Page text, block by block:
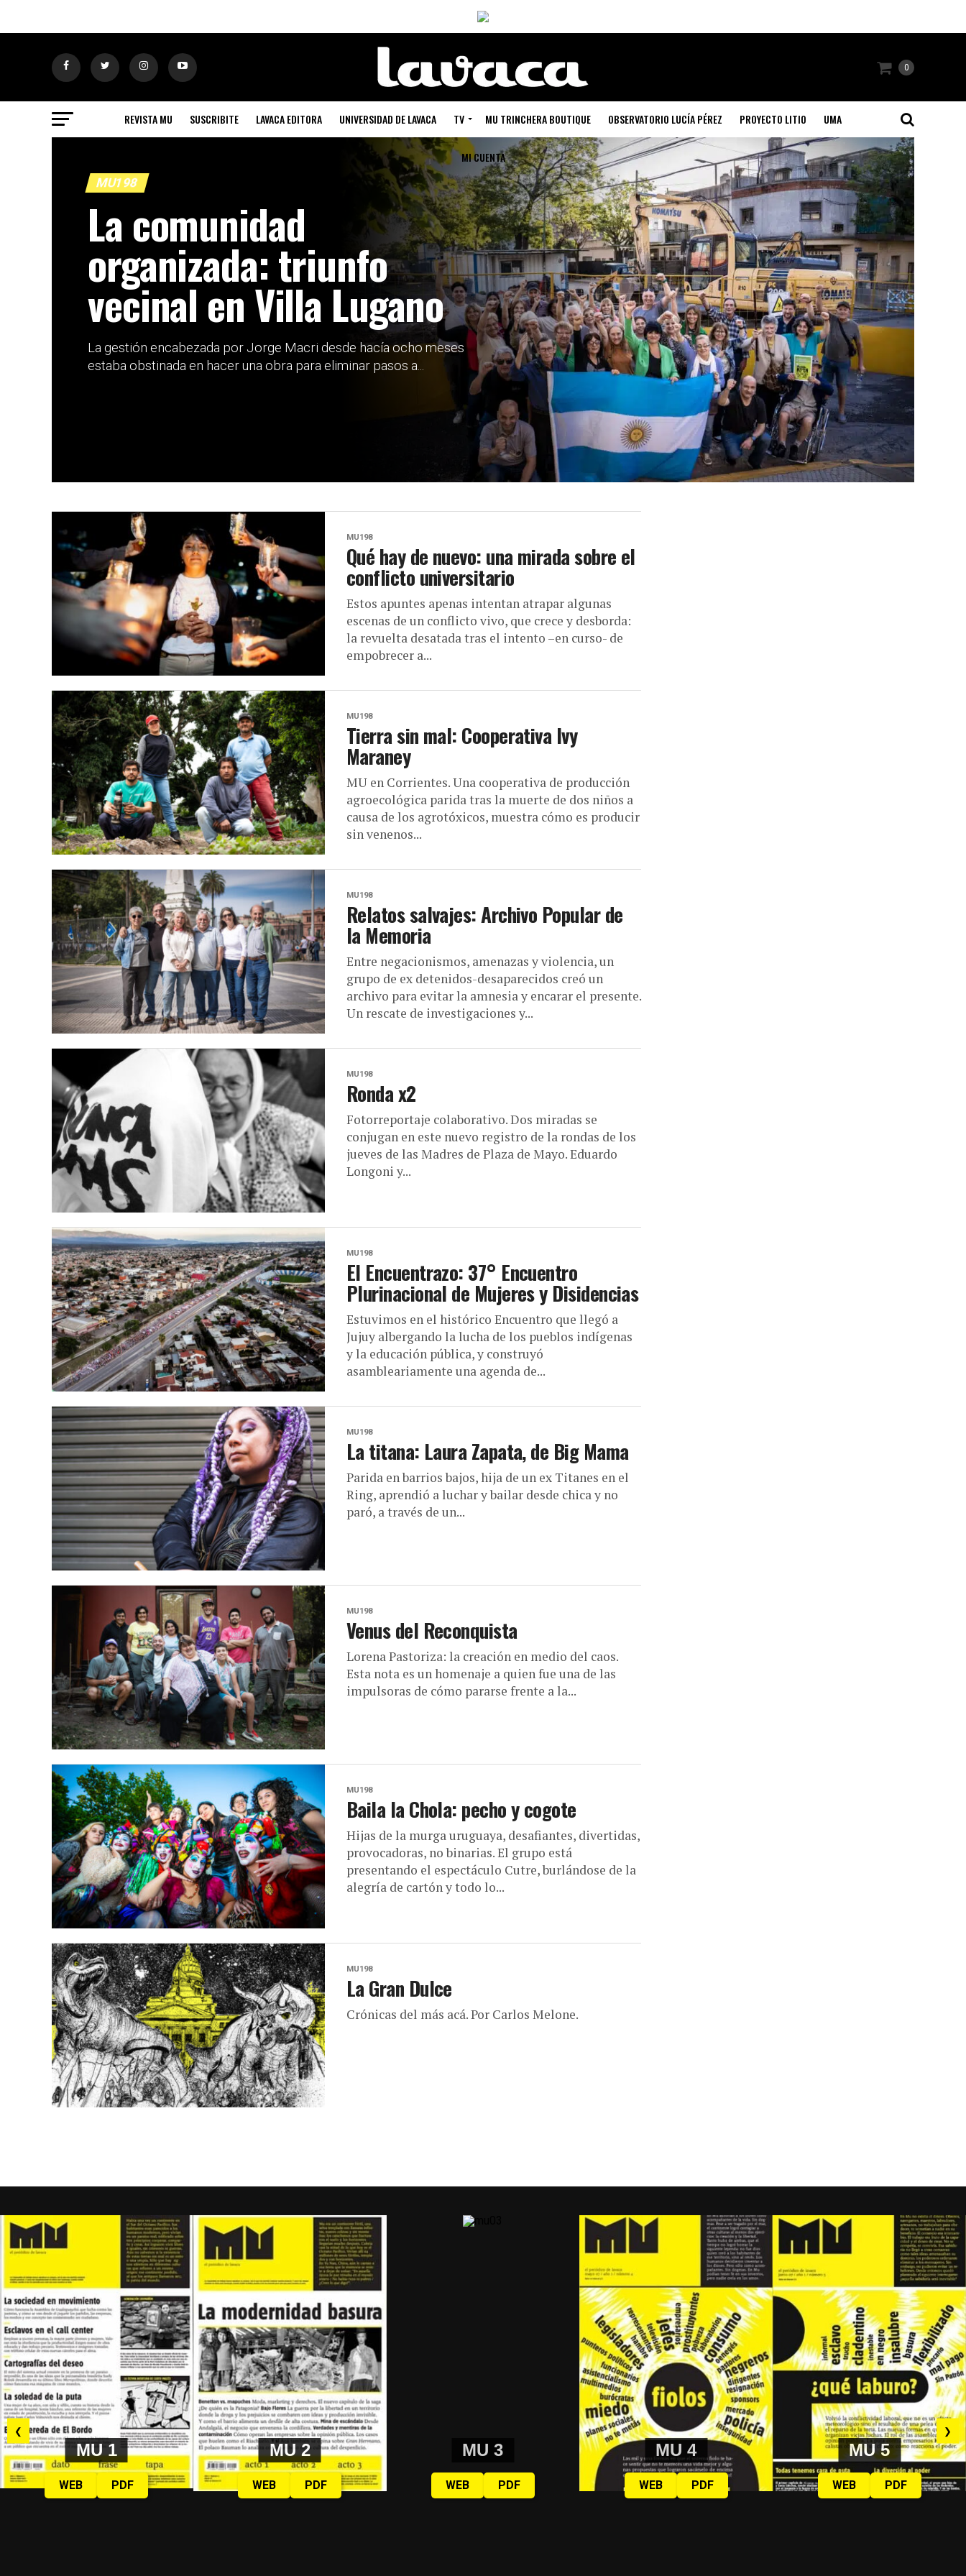
0
REVISTA MU SUSCRIBITE LAVACA EDITORA UNIVERSIDAD DE LAVACA TV MU TRINCHERA BOUTIQUE OBSERVATORIO LUCÍA PÉREZ PROYECTO LITIO UMA
MI CUENTA
MU198
La comunidad
organizada: triunfo
vecinal en Villa Lugano
La gestión encabezada por Jorge Macri desde hacía ocho meses
estaba obstinada en hacer una obra para eliminar pasos a...
MU198
Qué hay de nuevo: una mirada sobre el
conflicto universitario
Estos apuntes apenas intentan atrapar algunas
escenas de un conflicto vivo, que crece y desborda:
la revuelta desatada tras el intento –en curso- de
empobrecer a...
MU198
Tierra sin mal: Cooperativa Ivy
Maraney
MU en Corrientes. Una cooperativa de producción
agroecológica parida tras la muerte de dos niños a
causa de los agrotóxicos, muestra cómo es producir
sin venenos...
MU198
Relatos salvajes: Archivo Popular de
la Memoria
Entre negacionismos, amenazas y violencia, un
grupo de ex detenidos-desaparecidos creó un
archivo para evitar la amnesia y encarar el presente.
Un rescate de investigaciones y...
MU198
Ronda x2
Fotorreportaje colaborativo. Dos miradas se
conjugan en este nuevo registro de la rondas de los
jueves de las Madres de Plaza de Mayo. Eduardo
Longoni y...
MU198
El Encuentrazo: 37° Encuentro
Plurinacional de Mujeres y Disidencias
Estuvimos en el histórico Encuentro que llegó a
Jujuy albergando la lucha de los pueblos indígenas
y la educación pública, y construyó
asambleariamente una agenda de...
MU198
La titana: Laura Zapata, de Big Mama
Parida en barrios bajos, hija de un ex Titanes en el
Ring, aprendió a luchar y bailar desde chica y no
paró, a través de un...
MU198
Venus del Reconquista
Lorena Pastoriza: la creación en medio del caos.
Esta nota es un homenaje a quien fue una de las
impulsoras de cómo pararse frente a la...
MU198
Baila la Chola: pecho y cogote
Hijas de la murga uruguaya, desafiantes, divertidas,
provocadoras, no binarias. El grupo está
presentando el espectáculo Cutre, burlándose de la
alegría de cartón y todo lo...
MU198
La Gran Dulce
Crónicas del más acá. Por Carlos Melone.
MU 1
WEB PDF
MU 2
WEB PDF
MU 3
WEB PDF
MU 4
WEB PDF
MU 5
WEB PDF
❮ ❯